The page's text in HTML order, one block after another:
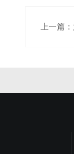
上一篇：